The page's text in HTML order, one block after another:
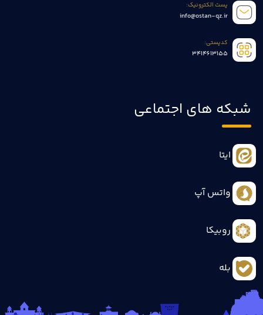
پست الکترونیک:
info@ostan-qz.ir
کدپستی:
3414613155
شبکه های اجتماعی
ایتا
واتس آپ
روبیکا
بله